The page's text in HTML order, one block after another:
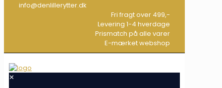
info@denlillerytter.dk
Fri fragt over 499,-
Levering 1-4 hverdage
Prismatch på alle varer
E-mærket webshop
✕